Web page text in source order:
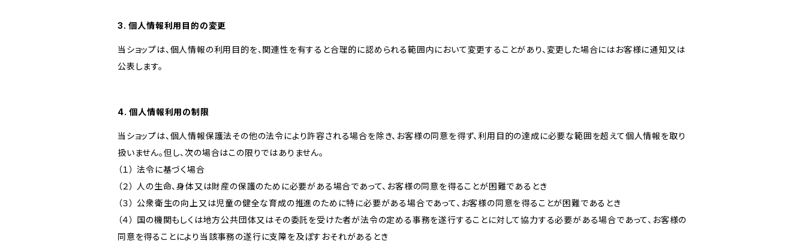
3. 個人情報利用目的の変更
当ショップは、個人情報の利用目的を、関連性を有すると合理的に認められる範囲内において変更することがあり、変更した場合にはお客様に通知又は
公表します。
4. 個人情報利用の制限
当ショップは、個人情報保護法その他の法令により許容される場合を除き、お客様の同意を得ず、利用目的の達成に必要な範囲を超えて個人情報を取り
扱いません。但し、次の場合はこの限りではありません。
（１） 法令に基づく場合
（２） 人の生命、身体又は財産の保護のために必要がある場合であって、お客様の同意を得ることが困難であるとき
（３） 公衆衛生の向上又は児童の健全な育成の推進のために特に必要がある場合であって、お客様の同意を得ることが困難であるとき
（４） 国の機関もしくは地方公共団体又はその委託を受けた者が法令の定める事務を遂行することに対して協力する必要がある場合であって、お客様の
同意を得ることにより当該事務の遂行に支障を及ぼすおそれがあるとき